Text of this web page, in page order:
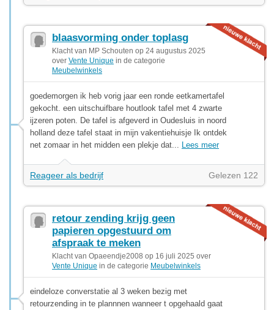
blaasvorming onder toplasg
Klacht van MP Schouten op 24 augustus 2025
over Vente Unique in de categorie
Meubelwinkels
goedemorgen ik heb vorig jaar een ronde eetkamertafel
gekocht. een uitschuifbare houtlook tafel met 4 zwarte
ijzeren poten. De tafel is afgeverd in Oudesluis in noord
holland deze tafel staat in mijn vakentiehuisje Ik ontdek
net zomaar in het midden een plekje dat... Lees meer
Reageer als bedrijf Gelezen 122
retour zending krijg geen
papieren opgestuurd om
afspraak te meken
Klacht van Opaeendje2008 op 16 juli 2025 over
Vente Unique in de categorie Meubelwinkels
eindeloze converstatie al 3 weken bezig met
retourzending in te plannnen wanneer t opgehaald gaat